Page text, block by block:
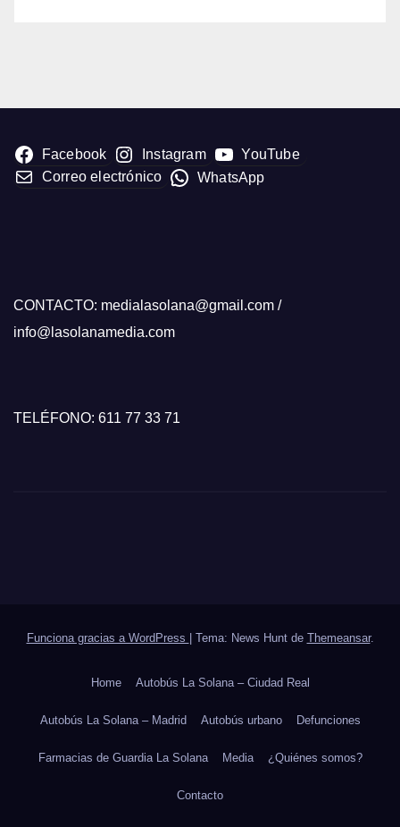
Facebook Instagram
YouTube
Correo electrónico
WhatsApp
CONTACTO: medialasolana@gmail.com /
info@lasolanamedia.com
TELÉFONO: 611 77 33 71
Funciona gracias a WordPress Tema: News Hunt de Themeansar.
Home Autobús La Solana – Ciudad Real
Autobús La Solana – Madrid Autobús urbano Defunciones
Farmacias de Guardia La Solana Media ¿Quiénes somos?
Contacto